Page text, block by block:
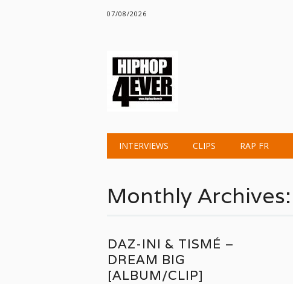
07/08/2026
Main menu
INTERVIEWS CLIPS RAP FR
Monthly Archives:
DAZ-INI & TISMÉ –
DREAM BIG
[ALBUM/CLIP]